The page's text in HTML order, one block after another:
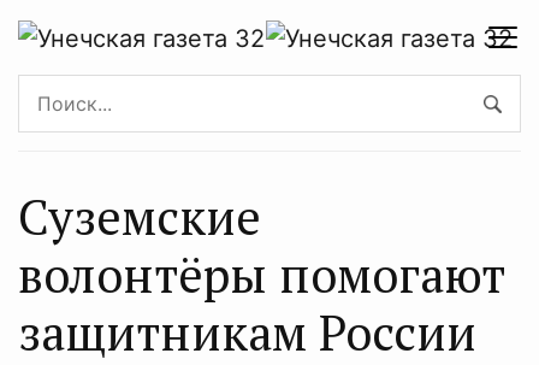
Суземские
волонтёры помогают
защитникам России